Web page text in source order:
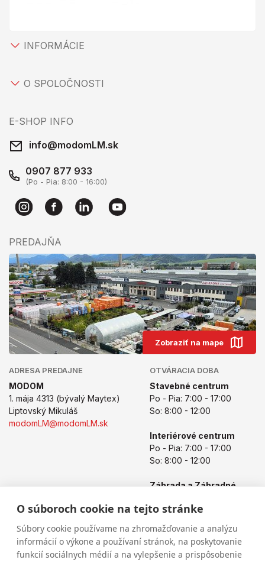
O súboroch cookie na tejto stránke
Súbory cookie používame na zhromažďovanie a analýzu
informácií o výkone a používaní stránok, na poskytovanie
funkcií sociálnych médií a na vylepšenie a prispôsobenie
INFORMÁCIE
O SPOLOČNOSTI
E-SHOP INFO
info@modomLM.sk
0907 877 933
(Po - Pia: 8:00 - 16:00)
PREDAJŇA
Zobraziť na mape
ADRESA PREDAJNE
MODOM
1. mája 4313 (bývalý Maytex)
Liptovský Mikuláš
modomLM@modomLM.sk
OTVÁRACIA DOBA
Stavebné centrum
Po - Pia: 7:00 - 17:00
So: 8:00 - 12:00
Interiérové centrum
Po - Pia: 7:00 - 17:00
So: 8:00 - 12:00
Záhrada a Záhradné
Po - Pia: 8:00 - 17:00
So: 8:00 - 12:00